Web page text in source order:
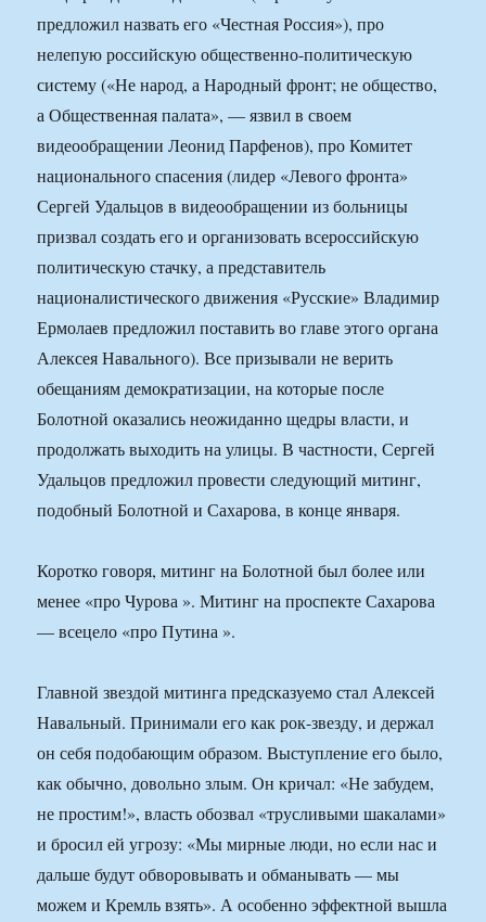
предложил назвать его «Честная Россия»), про
нелепую российскую общественно-политическую
систему («Не народ, а Народный фронт; не общество,
а Общественная палата», — язвил в своем
видеообращении Леонид Парфенов), про Комитет
национального спасения (лидер «Левого фронта»
Сергей Удальцов в видеообращении из больницы
призвал создать его и организовать всероссийскую
политическую стачку, а представитель
националистического движения «Русские» Владимир
Ермолаев предложил поставить во главе этого органа
Алексея Навального). Все призывали не верить
обещаниям демократизации, на которые после
Болотной оказались неожиданно щедры власти, и
продолжать выходить на улицы. В частности, Сергей
Удальцов предложил провести следующий митинг,
подобный Болотной и Сахарова, в конце января.
Коротко говоря, митинг на Болотной был более или
менее «про Чурова ». Митинг на проспекте Сахарова
— всецело «про Путина ».
Главной звездой митинга предсказуемо стал Алексей
Навальный. Принимали его как рок-звезду, и держал
он себя подобающим образом. Выступление его было,
как обычно, довольно злым. Он кричал: «Не забудем,
не простим!», власть обозвал «трусливыми шакалами»
и бросил ей угрозу: «Мы мирные люди, но если нас и
дальше будут обворовывать и обманывать — мы
можем и Кремль взять». А особенно эффектной вышла